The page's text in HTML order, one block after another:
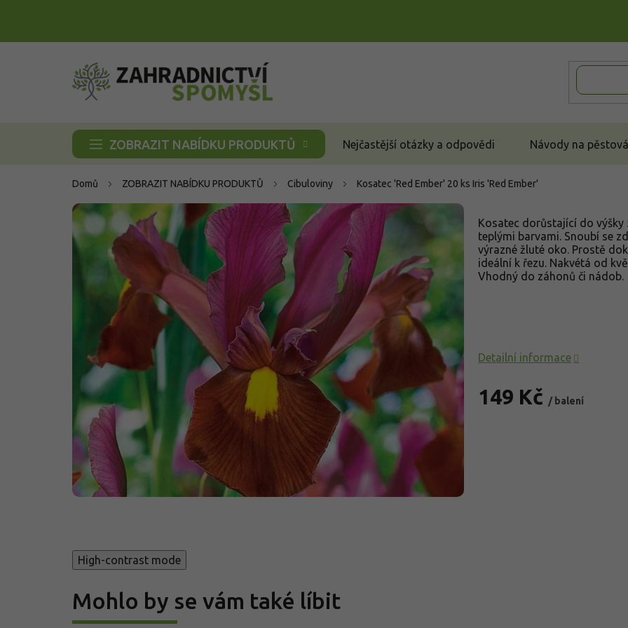
ZOBRAZIT NABÍDKU PRODUKTŮ Nejčastější otázky a odpovědi Návody na
Domů ZOBRAZIT NABÍDKU PRODUKTŮ Cibuloviny Kosatec 'Red Ember' 20 ks Iris 'Red Ember'
149 Kč / balení
Kosatec dorůstající do výšky
teplými barvami. Snoubí se
výrazné žluté oko. Prostě
ideální k řezu. Nakvétá od
Vhodný do záhonů či nádob.
Detailní informace
High-contrast mode
Mohlo by se vám také líbit